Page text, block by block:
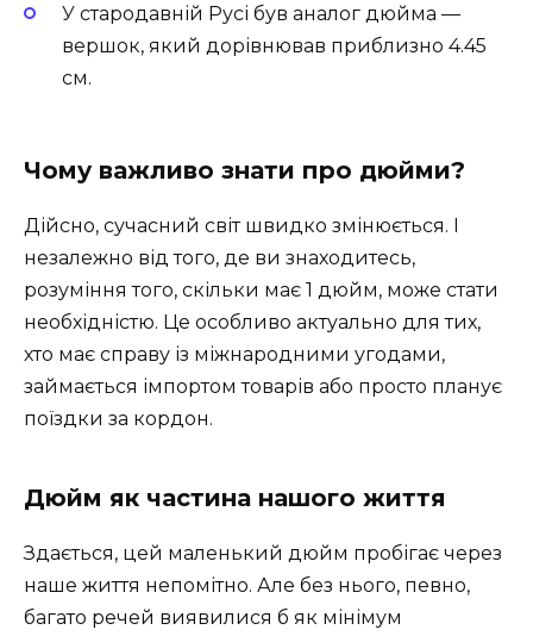
У стародавній Русі був аналог дюйма —
вершок, який дорівнював приблизно 4.45
см.
Чому важливо знати про дюйми?
Дійсно, сучасний світ швидко змінюється. І
незалежно від того, де ви знаходитесь,
розуміння того, скільки має 1 дюйм, може стати
необхідністю. Це особливо актуально для тих,
хто має справу із міжнародними угодами,
займається імпортом товарів або просто планує
поїздки за кордон.
Дюйм як частина нашого життя
Здається, цей маленький дюйм пробігає через
наше життя непомітно. Але без нього, певно,
багато речей виявилися б як мінімум